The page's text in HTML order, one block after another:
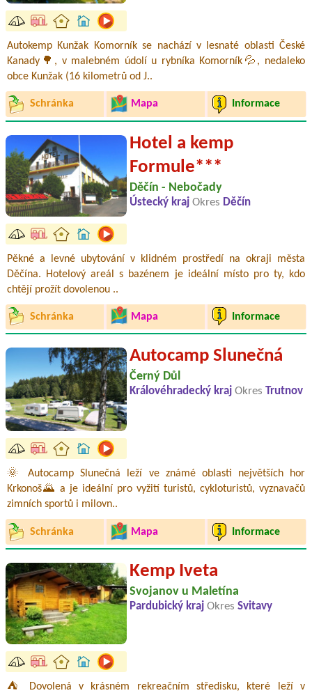
Autokemp Kunžak Komorník se nachází v lesnaté oblasti České
Kanady🌳, v malebném údolí u rybníka Komorník💦, nedaleko
obce Kunžak (16 kilometrů od J..
Schránka Mapa Informace
Hotel a kemp
Formule***
Děčín - Nebočady
Ústecký kraj Okres Děčín
Pěkné a levné ubytování v klidném prostředí na okraji města
Děčína. Hotelový areál s bazénem je ideální místo pro ty, kdo
chtějí prožít dovolenou ..
Schránka Mapa Informace
Autocamp Slunečná
Černý Důl
Královéhradecký kraj Okres Trutnov
🌞 Autocamp Slunečná leží ve známé oblasti největších hor
Krkonoš🌄 a je ideální pro vyžití turistů, cykloturistů, vyznavačů
zimních sportů i milovn..
Schránka Mapa Informace
Kemp Iveta
Svojanov u Maletína
Pardubický kraj Okres Svitavy
⛺ Dovolená v krásném rekreačním středisku, které leží v